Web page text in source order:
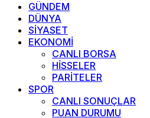
GÜNDEM
DÜNYA
SİYASET
EKONOMİ
CANLI BORSA
HİSSELER
PARİTELER
SPOR
CANLI SONUÇLAR
PUAN DURUMU